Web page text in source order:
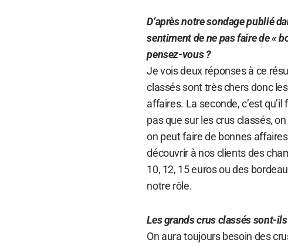
D’après notre sondage publié
sentiment de ne pas faire de «
pensez-vous ?
Je vois deux réponses à ce
classés sont très chers donc
affaires. La seconde, c’est
pas que sur les crus classés,
on peut faire de bonnes
découvrir à nos clients des
10, 12, 15 euros ou des
notre rôle.
Les grands crus classés sont-
On aura toujours besoin des